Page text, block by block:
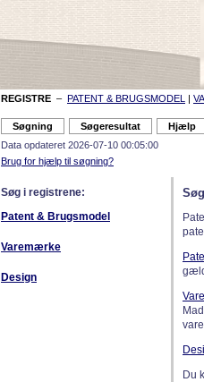
REGISTRE – PATENT & BRUGSMODEL |
Data opdateret 2026-07-10 00:05:00
Brug for hjælp til søgning?
Søg i registrene:
Patent & Brugsmodel
Varemærke
Design
Du